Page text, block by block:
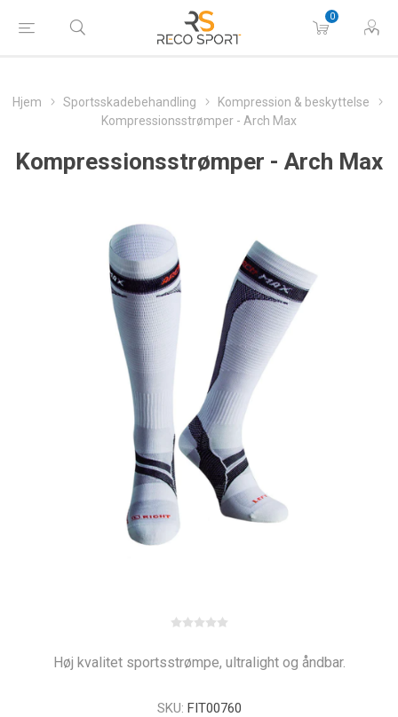
0
Hjem Sportsskadebehandling
Kompression & beskyttelse
Kompressionsstrømper - Arch Max
Kompressionsstrømper - Arch Max
Høj kvalitet sportsstrømpe, ultralight og åndbar.
SKU: FIT00760